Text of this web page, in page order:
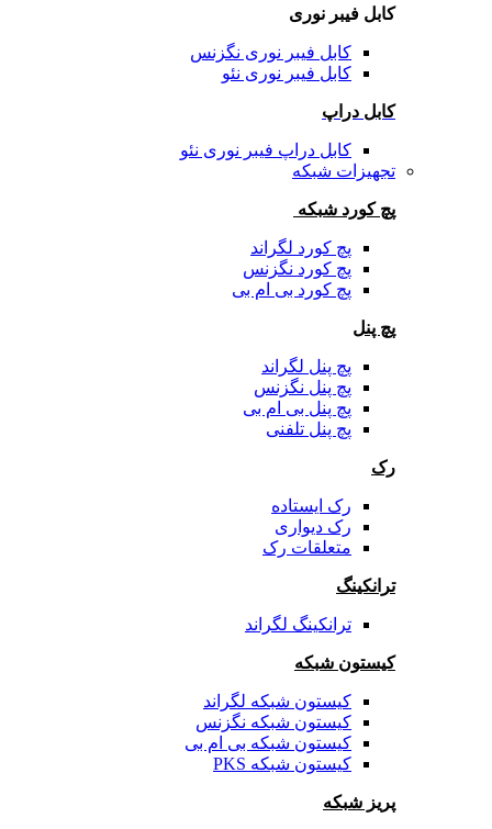
کابل فیبر نوری
کابل فیبر نوری نگزنس
کابل فیبر نوری نئو
کابل دراپ
کابل دراپ فیبر نوری نئو
تجهیزات شبکه
پچ کورد شبکه
پچ کورد لگراند
پچ کورد نگزنس
پچ کورد بی ام بی
پچ پنل
پچ پنل لگراند
پچ پنل نگزنس
پچ پنل بی ام بی
پچ پنل تلفنی
رک
رک ایستاده
رک دیواری
متعلقات رک
ترانکینگ
ترانکینگ لگراند
کیستون شبکه
کیستون شبکه لگراند
کیستون شبکه نگزنس
کیستون شبکه بی ام بی
کیستون شبکه PKS
پریز شبکه